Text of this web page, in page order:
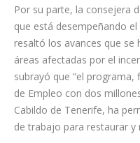
trabajen, porque la
afirmó.
Por su parte, la consejera
que está desempeñando el
resaltó los avances que se
áreas afectadas por el
subrayó que “el
de Empleo con dos